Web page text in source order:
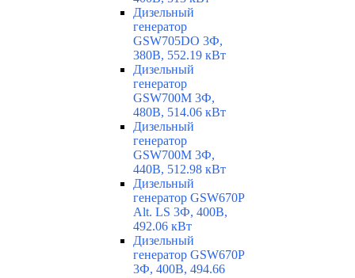
Дизельный
генератор
GSW705DO 3Ф,
380В, 552.19 кВт
Дизельный
генератор
GSW700M 3Ф,
480В, 514.06 кВт
Дизельный
генератор
GSW700M 3Ф,
440В, 512.98 кВт
Дизельный
генератор GSW670P
Alt. LS 3Ф, 400В,
492.06 кВт
Дизельный
генератор GSW670P
3Ф, 400В, 494.66